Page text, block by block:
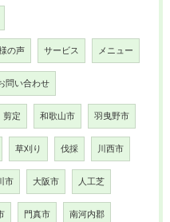
の声 サービス メニュー
問い合わせ
剪定 和歌山市 羽曳野市
草刈り 伐採 川西市
市 大阪市 人工芝
門真市 南河内郡